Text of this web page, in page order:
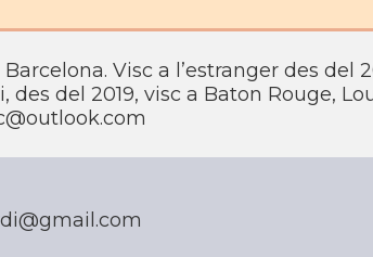
Visc a l’estranger des
des del 2019, visc a Baton Rouge,